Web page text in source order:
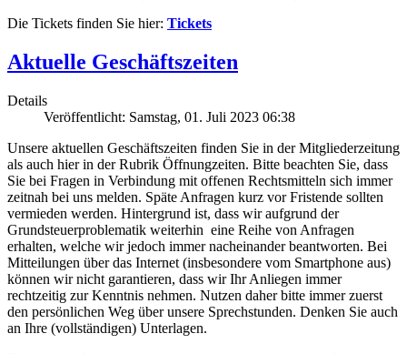
Die Tickets finden Sie hier: Tickets
Aktuelle Geschäftszeiten
Details
Veröffentlicht: Samstag, 01. Juli 2023 06:38
Unsere aktuellen Geschäftszeiten finden Sie in der Mitgliederzeitung
als auch hier in der Rubrik Öffnungzeiten. Bitte beachten Sie, dass
Sie bei Fragen in Verbindung mit offenen Rechtsmitteln sich immer
zeitnah bei uns melden. Späte Anfragen kurz vor Fristende sollten
vermieden werden. Hintergrund ist, dass wir aufgrund der
Grundsteuerproblematik weiterhin eine Reihe von Anfragen
erhalten, welche wir jedoch immer nacheinander beantworten. Bei
Mitteilungen über das Internet (insbesondere vom Smartphone aus)
können wir nicht garantieren, dass wir Ihr Anliegen immer
rechtzeitig zur Kenntnis nehmen. Nutzen daher bitte immer zuerst
den persönlichen Weg über unsere Sprechstunden. Denken Sie auch
an Ihre (vollständigen) Unterlagen.